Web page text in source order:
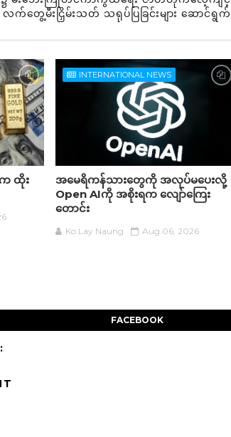
လက်တွေ့မီးငြှိမ်းသတ် သရုပ်ပြခြင်းများ ဆောင်ရွက်
က ထိုး
INTERNATIONAL NEWS
အမေရိကန်သားတွေကို အလုပ်မပေးလို့
Open AIကို အစိုးရက လျော်ကြေး
တောင်း
Ko Lay Naung Aug 06, 2026
FACEBOOK